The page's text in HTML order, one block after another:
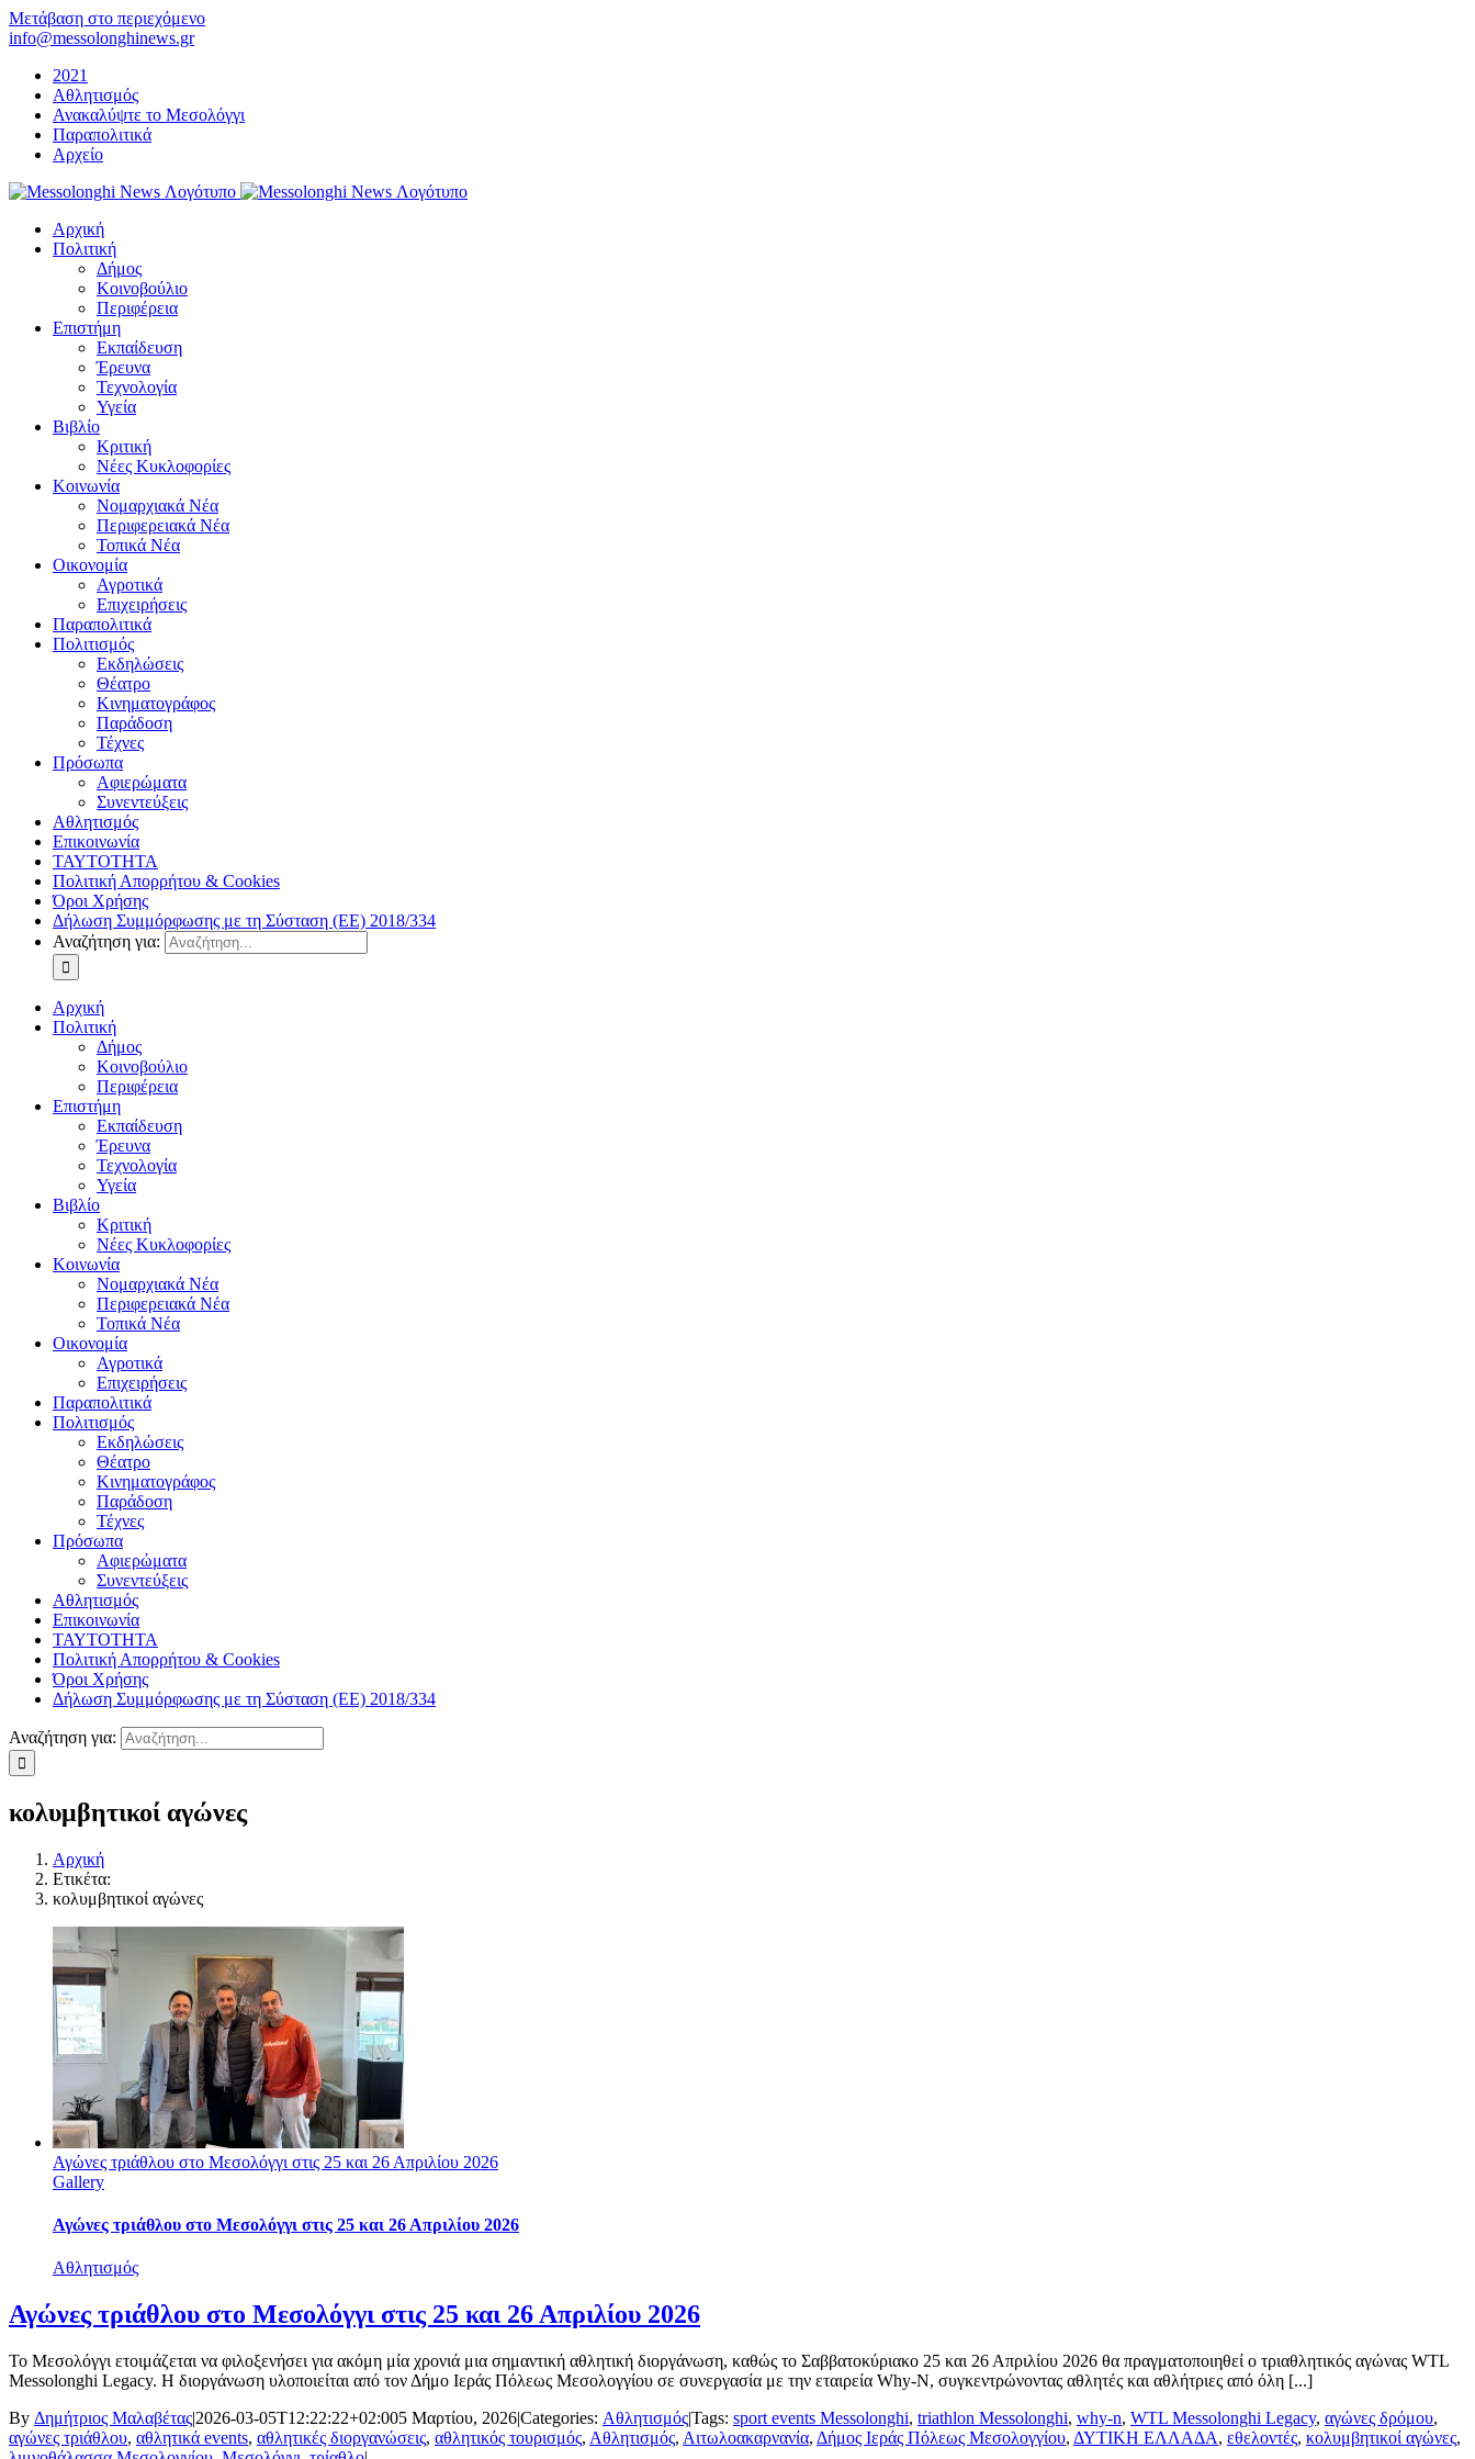
Μετάβαση στο περιεχόμενο
info@messolonghinews.gr
2021
Αθλητισμός
Ανακαλύψτε το Μεσολόγγι
Παραπολιτικά
Αρχείο
Αρχική
Πολιτική
Δήμος
Κοινοβούλιο
Περιφέρεια
Επιστήμη
Εκπαίδευση
Έρευνα
Τεχνολογία
Υγεία
Βιβλίο
Κριτική
Νέες Κυκλοφορίες
Κοινωνία
Νομαρχιακά Νέα
Περιφερειακά Νέα
Τοπικά Νέα
Οικονομία
Αγροτικά
Επιχειρήσεις
Παραπολιτικά
Πολιτισμός
Εκδηλώσεις
Θέατρο
Κινηματογράφος
Παράδοση
Τέχνες
Πρόσωπα
Αφιερώματα
Συνεντεύξεις
Αθλητισμός
Επικοινωνία
ΤΑΥΤΟΤΗΤΑ
Πολιτική Απορρήτου & Cookies
Όροι Χρήσης
Δήλωση Συμμόρφωσης με τη Σύσταση (ΕΕ) 2018/334
Αναζήτηση για:
Αρχική
Πολιτική
Δήμος
Κοινοβούλιο
Περιφέρεια
Επιστήμη
Εκπαίδευση
Έρευνα
Τεχνολογία
Υγεία
Βιβλίο
Κριτική
Νέες Κυκλοφορίες
Κοινωνία
Νομαρχιακά Νέα
Περιφερειακά Νέα
Τοπικά Νέα
Οικονομία
Αγροτικά
Επιχειρήσεις
Παραπολιτικά
Πολιτισμός
Εκδηλώσεις
Θέατρο
Κινηματογράφος
Παράδοση
Τέχνες
Πρόσωπα
Αφιερώματα
Συνεντεύξεις
Αθλητισμός
Επικοινωνία
ΤΑΥΤΟΤΗΤΑ
Πολιτική Απορρήτου & Cookies
Όροι Χρήσης
Δήλωση Συμμόρφωσης με τη Σύσταση (ΕΕ) 2018/334
Αναζήτηση για:
κολυμβητικοί αγώνες
Αρχική
Ετικέτα:
κολυμβητικοί αγώνες
Αγώνες τριάθλου στο Μεσολόγγι στις 25 και 26 Απριλίου 2026
Gallery
Αγώνες τριάθλου στο Μεσολόγγι στις 25 και 26 Απριλίου 2026
Αθλητισμός
Αγώνες τριάθλου στο Μεσολόγγι στις 25 και 26 Απριλίου 2026
Το Μεσολόγγι ετοιμάζεται να φιλοξενήσει για ακόμη μία χρονιά μια σημαντική αθλητική διοργάνωση, καθώς το Σαββατοκύριακο 25 και 26 Απριλίου 2026 θα πραγματοποιηθεί ο τριαθλητικός αγώνας WTL
Messolonghi Legacy. Η διοργάνωση υλοποιείται από τον Δήμο Ιεράς Πόλεως Μεσολογγίου σε συνεργασία με την εταιρεία Why-N, συγκεντρώνοντας αθλητές και αθλήτριες από όλη [...]
By Δημήτριος Μαλαβέτας|2026-03-05T12:22:22+02:005 Μαρτίου, 2026|Categories: Αθλητισμός|Tags: sport events Messolonghi, triathlon Messolonghi, why-n, WTL Messolonghi Legacy, αγώνες δρόμου,
αγώνες τριάθλου, αθλητικά events, αθλητικές διοργανώσεις, αθλητικός τουρισμός, Αθλητισμός, Αιτωλοακαρνανία, Δήμος Ιεράς Πόλεως Μεσολογγίου, ΔΥΤΙΚΗ ΕΛΛΑΔΑ, εθελοντές, κολυμβητικοί αγώνες,